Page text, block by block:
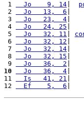
1
  Jo    9, 14
2
  Jo   13,  6
3
  Jo   23,  4
4
  Jo   24, 25
5
  Jo   32, 11
6
  Jo   32, 12
7
  Jo   32, 14
8
  Jo   32, 15
9
  Jo   36,  2
10
  Jo   36,  4
|
11
  Is   41, 21
|
12
  Ef    5,  6